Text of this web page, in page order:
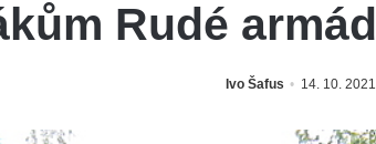
Rudé
Ivo Šafus 14. 10. 2021